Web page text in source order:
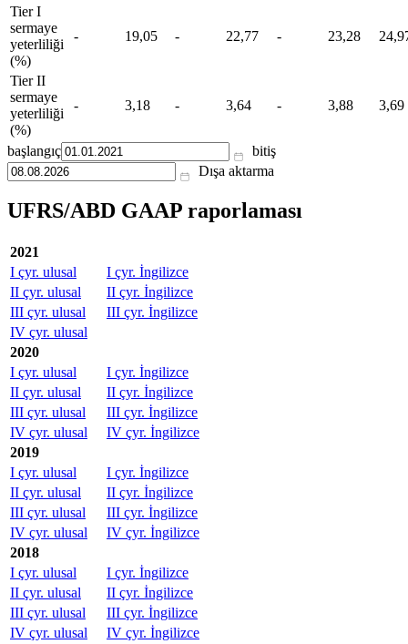
Tier I
sermaye
yeterliliği
(%)
- 19,05 - 22,77 - 23,28
Tier II
sermaye
yeterliliği
(%)
- 3,18 - 3,64 - 3,88 3,69
başlangıç
bitiş
Dışa aktarma
UFRS/ABD GAAP raporlaması
2021
I çyr. ulusal
I çyr. İngilizce
II çyr. ulusal
II çyr. İngilizce
III çyr. ulusal
III çyr. İngilizce
IV çyr. ulusal
2020
I çyr. ulusal
I çyr. İngilizce
II çyr. ulusal
II çyr. İngilizce
III çyr. ulusal
III çyr. İngilizce
IV çyr. ulusal
IV çyr. İngilizce
2019
I çyr. ulusal
I çyr. İngilizce
II çyr. ulusal
II çyr. İngilizce
III çyr. ulusal
III çyr. İngilizce
IV çyr. ulusal
IV çyr. İngilizce
2018
I çyr. ulusal
I çyr. İngilizce
II çyr. ulusal
II çyr. İngilizce
III çyr. ulusal
III çyr. İngilizce
IV çyr. ulusal
IV çyr. İngilizce